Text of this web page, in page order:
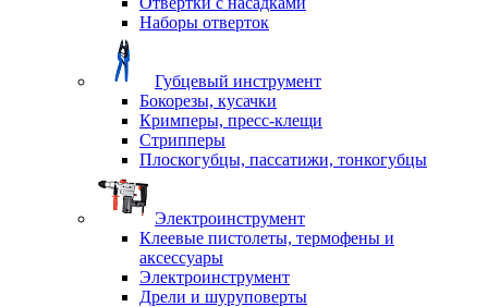
Наборы отверток
Губцевый инструмент
Бокорезы, кусачки
Кримперы, пресс-клещи
Стрипперы
Плоскогубцы, пассатижи, тонкогубцы
Электроинструмент
Клеевые пистолеты, термофены и
аксессуары
Электроинструмент
Дрели и шуруповерты